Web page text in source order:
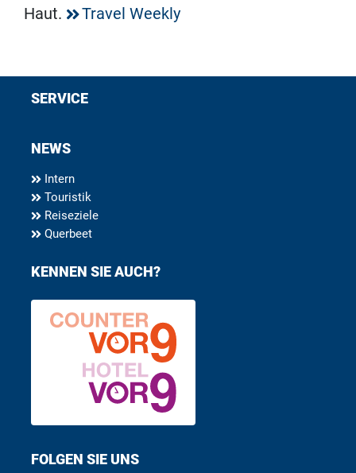
Haut.
Travel Weekly
SERVICE
NEWS
Intern
Touristik
Reiseziele
Querbeet
KENNEN SIE AUCH?
FOLGEN SIE UNS